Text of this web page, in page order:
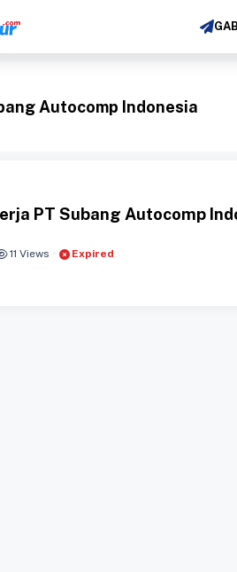
Autocomp Indonesia
PT Subang Autocomp
11 Views · Expired